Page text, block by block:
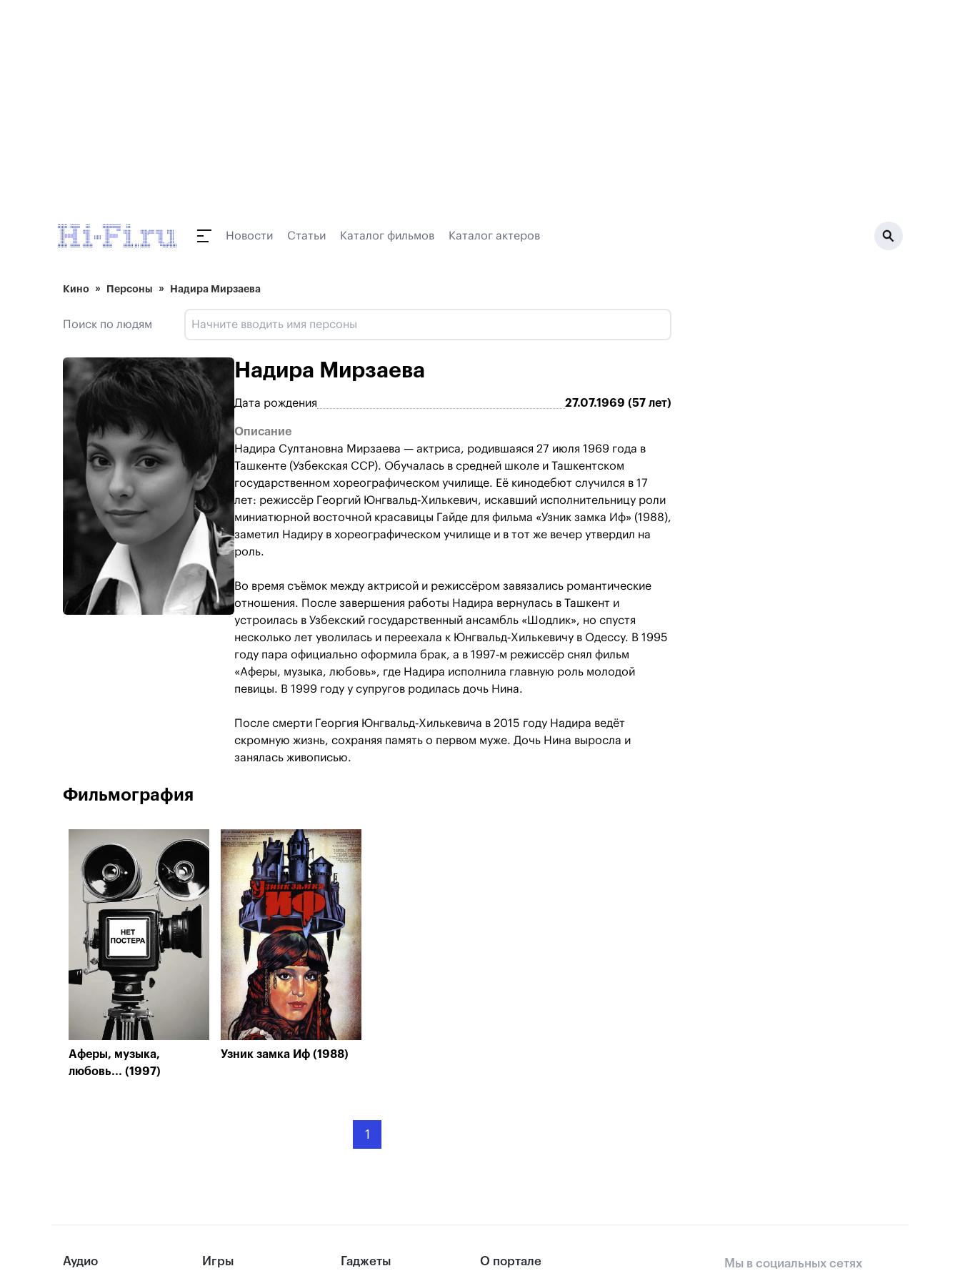
Новости Статьи Каталог фильмов Каталог актеров
Кино Персоны Надира Мирзаева
Поиск по людям
Надира Мирзаева
Дата рождения 27.07.1969 (57 лет)
Описание
Надира Султановна Мирзаева — актриса, родившаяся 27 июля 1969 года в
Ташкенте (Узбекская ССР). Обучалась в средней школе и Ташкентском
государственном хореографическом училище. Её кинодебют случился в 17
лет: режиссёр Георгий Юнгвальд‑Хилькевич, искавший исполнительницу роли
миниатюрной восточной красавицы Гайде для фильма «Узник замка Иф» (1988),
заметил Надиру в хореографическом училище и в тот же вечер утвердил на
роль.
Во время съёмок между актрисой и режиссёром завязались романтические
отношения. После завершения работы Надира вернулась в Ташкент и
устроилась в Узбекский государственный ансамбль «Шодлик», но спустя
несколько лет уволилась и переехала к Юнгвальд‑Хилькевичу в Одессу. В 1995
году пара официально оформила брак, а в 1997‑м режиссёр снял фильм
«Аферы, музыка, любовь», где Надира исполнила главную роль молодой
певицы. В 1999 году у супругов родилась дочь Нина.
После смерти Георгия Юнгвальд‑Хилькевича в 2015 году Надира ведёт
скромную жизнь, сохраняя память о первом муже. Дочь Нина выросла и
занялась живописью.
Фильмография
Аферы, музыка,
любовь... (1997)
Узник замка Иф (1988)
1
Аудио Игры Гаджеты О портале Мы в социальных сетях